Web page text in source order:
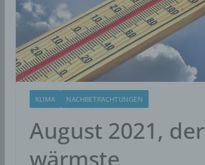
KLIMA NACHBETRACHTUNGEN
August 2021, der
wärmste